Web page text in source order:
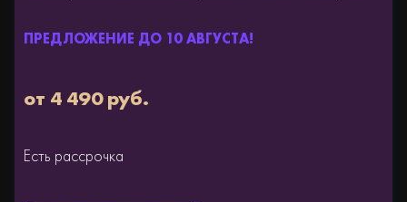
от 4 490 руб.
Есть рассрочка